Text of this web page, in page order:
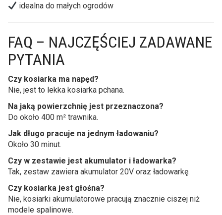
idealna do małych ogrodów
FAQ – NAJCZĘŚCIEJ ZADAWANE
PYTANIA
Czy kosiarka ma napęd?
Nie, jest to lekka kosiarka pchana.
Na jaką powierzchnię jest przeznaczona?
Do około 400 m² trawnika.
Jak długo pracuje na jednym ładowaniu?
Około 30 minut.
Czy w zestawie jest akumulator i ładowarka?
Tak, zestaw zawiera akumulator 20V oraz ładowarkę.
Czy kosiarka jest głośna?
Nie, kosiarki akumulatorowe pracują znacznie ciszej niż
modele spalinowe.